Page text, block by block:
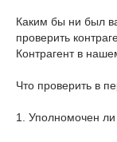
Каким бы ни был
проверить
Контрагент в
Что проверить в
1. Уполномочен